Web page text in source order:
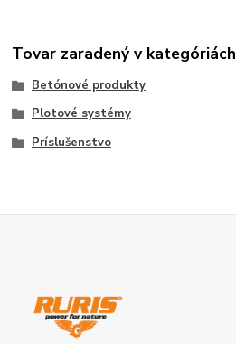
Tovar zaradený v kategóriách
Betónové produkty
Plotové systémy
Príslušenstvo